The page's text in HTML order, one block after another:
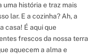
história e traz mais
lar. E a cozinha? Ah, a
casa! É aqui que
frescos da nossa terra
aquecem a alma e